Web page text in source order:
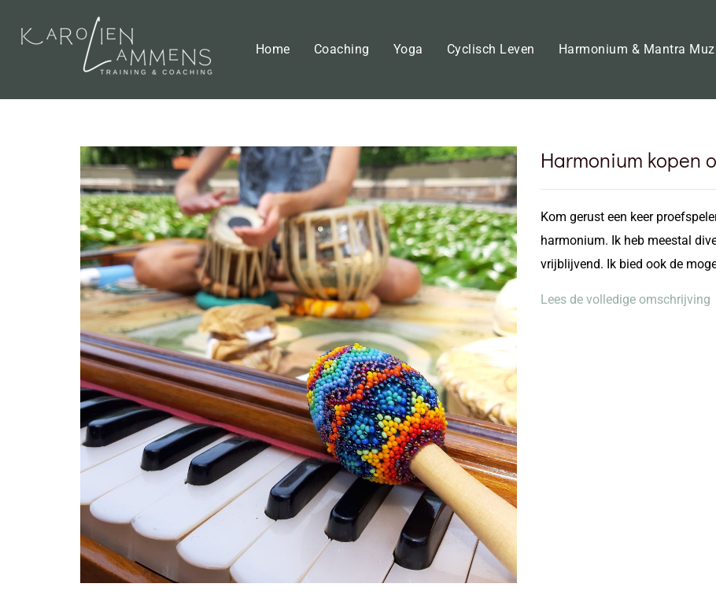
Home Coaching Yoga Cyclisch Leven Harmonium & Mantra
Harmonium kopen
Kom gerust een keer
harmonium. Ik heb meestal
vrijblijvend. Ik bied ook de
Lees de volledige omschrijving